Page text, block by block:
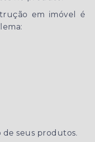
em imóvel é
seus produtos.